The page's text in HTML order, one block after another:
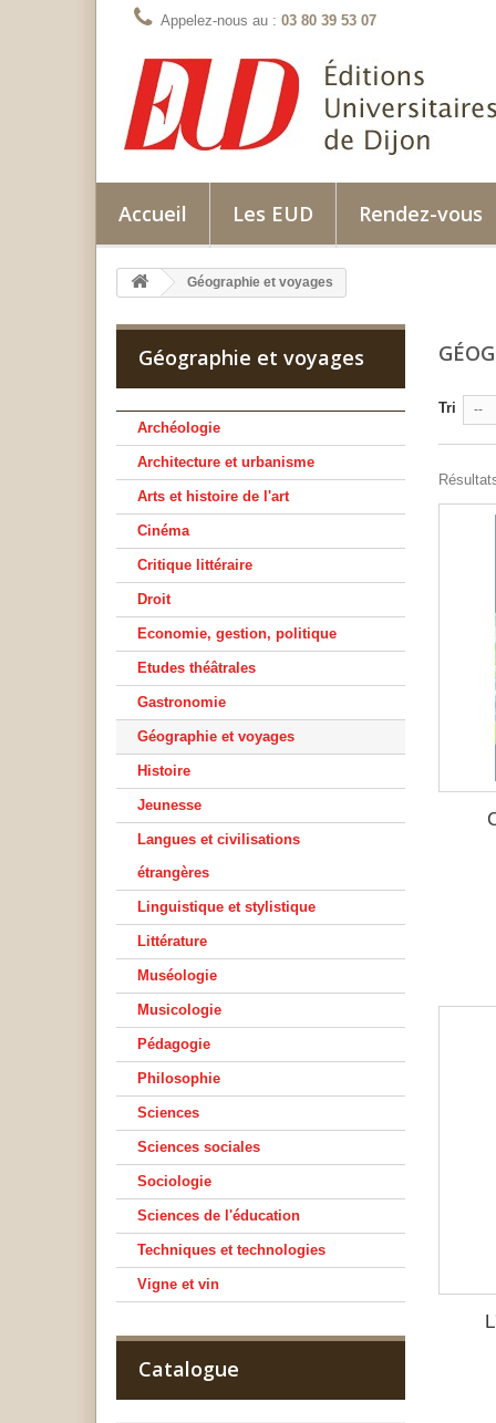
Appelez-nous au : 03 80 39 53 07
Accueil Les EUD Rendez-vous
Géographie et voyages
Géographie et voyages
Archéologie
Architecture et urbanisme
Arts et histoire de l'art
Cinéma
Critique littéraire
Droit
Economie, gestion, politique
Etudes théâtrales
Gastronomie
Géographie et voyages
Histoire
Jeunesse
Langues et civilisations
étrangères
Linguistique et stylistique
Littérature
Muséologie
Musicologie
Pédagogie
Philosophie
Sciences
Sciences sociales
Sociologie
Sciences de l'éducation
Techniques et technologies
Vigne et vin
Catalogue
Tri --